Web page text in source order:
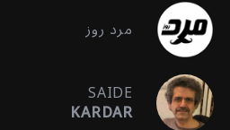
مرد روز
SAIDE
KARDAR